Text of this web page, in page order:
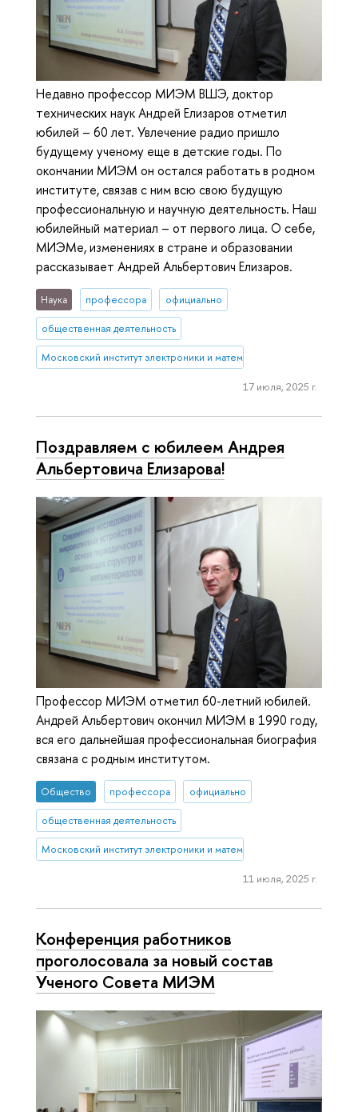
Недавно профессор МИЭМ ВШЭ, доктор
технических наук Андрей Елизаров отметил
юбилей – 60 лет. Увлечение радио пришло
будущему ученому еще в детские годы. По
окончании МИЭМ он остался работать в родном
институте, связав с ним всю свою будущую
профессиональную и научную деятельность. Наш
юбилейный материал – от первого лица. О себе,
МИЭМе, изменениях в стране и образовании
рассказывает Андрей Альбертович Елизаров.
Наука профессора официально
общественная деятельность
Московский институт электроники и математики им. А.Н. Тихонова
17 июля, 2025 г.
Поздравляем с юбилеем Андрея
Альбертовича Елизарова!
Профессор МИЭМ отметил 60-летний юбилей.
Андрей Альбертович окончил МИЭМ в 1990 году,
вся его дальнейшая профессиональная биография
связана с родным институтом.
Общество профессора официально
общественная деятельность
Московский институт электроники и математики им. А.Н. Тихонова
11 июля, 2025 г.
Конференция работников
проголосовала за новый состав
Ученого Совета МИЭМ